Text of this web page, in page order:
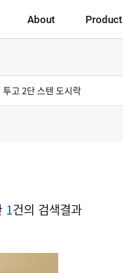
About Product
통
1건의 검색결과